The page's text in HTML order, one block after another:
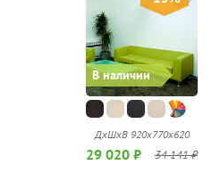
В наличии
ДхШхВ 920x770x620
29 020 ₽ 34 141 ₽